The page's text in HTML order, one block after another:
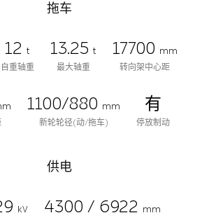
拖车
12 t
自重轴重
13.25 t
最大轴重
17700 mm
转向架中心距
1100/880 mm
新轮轮径(动/拖车)
有
停放制动
供电
kV
4300 / 6922
mm